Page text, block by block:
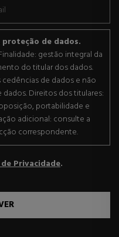
proteção de dados.
gestão integral da
do titular dos dados.
de dados e não
Direitos dos titulares:
portabilidade e
adicional: consulte a
correspondente.
Privacidade.